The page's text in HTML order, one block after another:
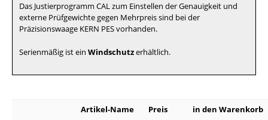
Das Justierprogramm CAL zum Einstellen der Genauigkeit und
externe Prüfgewichte gegen Mehrpreis sind bei der
Präzisionswaage KERN PES vorhanden.
Serienmäßig ist ein Windschutzerhältlich.
Artikel-Name Preis
in den Warenkorb